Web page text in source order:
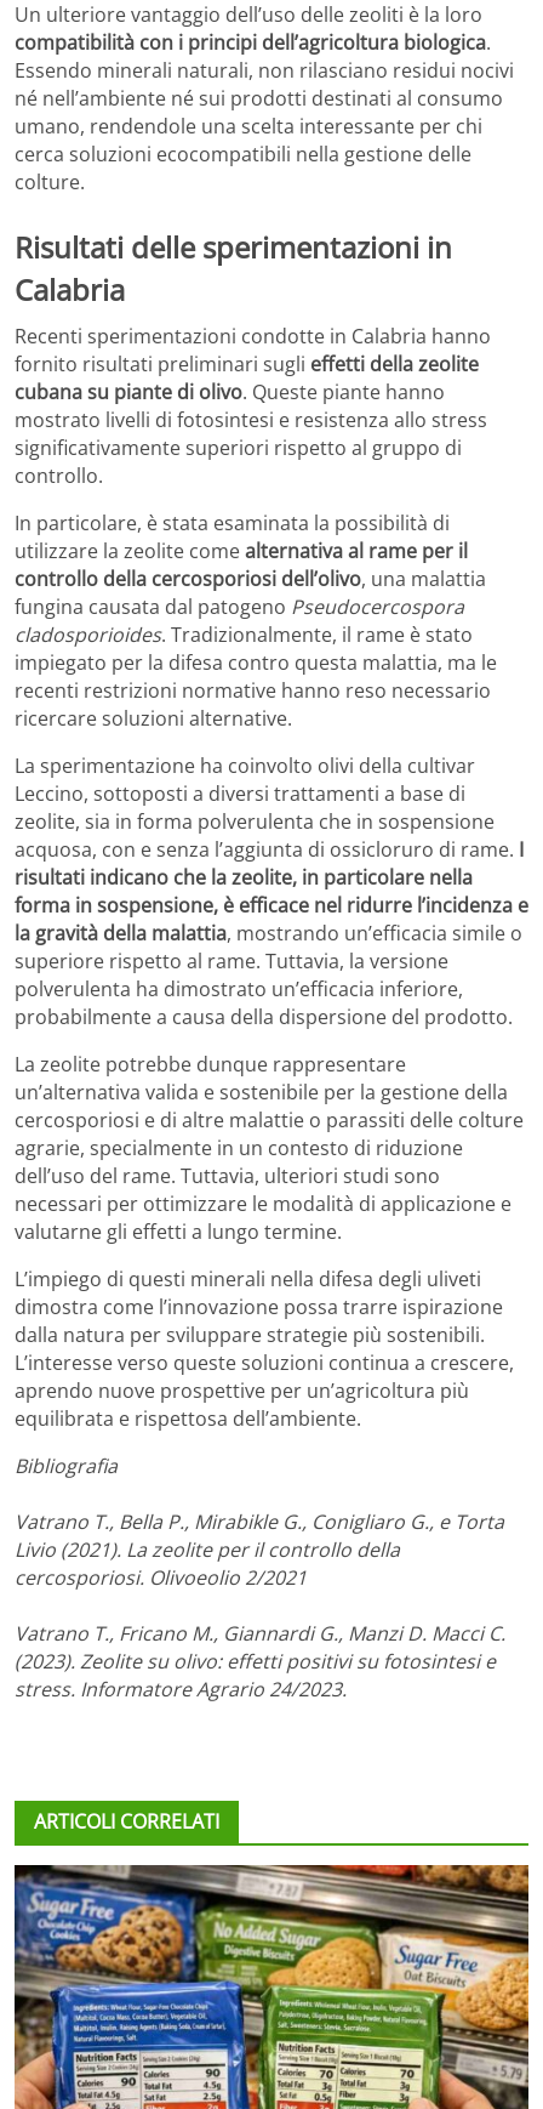
Un ulteriore vantaggio dell’uso delle zeoliti è la loro
compatibilità con i principi dell’agricoltura biologica.
Essendo minerali naturali, non rilasciano residui nocivi
né nell’ambiente né sui prodotti destinati al consumo
umano, rendendole una scelta interessante per chi
cerca soluzioni ecocompatibili nella gestione delle
colture.
Risultati delle sperimentazioni in
Calabria
Recenti sperimentazioni condotte in Calabria hanno
fornito risultati preliminari sugli effetti della zeolite
cubana su piante di olivo. Queste piante hanno
mostrato livelli di fotosintesi e resistenza allo stress
significativamente superiori rispetto al gruppo di
controllo.
In particolare, è stata esaminata la possibilità di
utilizzare la zeolite comealternativa al rame per il
controllo della cercosporiosi dell’olivo, una malattia
fungina causata dal patogeno Pseudocercospora
cladosporioides. Tradizionalmente, il rame è stato
impiegato per la difesa contro questa malattia, ma le
recenti restrizioni normative hanno reso necessario
ricercare soluzioni alternative.
La sperimentazione ha coinvolto olivi della cultivar
Leccino, sottoposti a diversi trattamenti a base di
zeolite, sia in forma polverulenta che in sospensione
acquosa, con e senza l’aggiunta di ossicloruro di rame. I
risultati indicano che la zeolite, in particolare nella
forma in sospensione, è efficace nel ridurre l’incidenza e
la gravità della malattia, mostrando un’efficacia simile o
superiore rispetto al rame. Tuttavia, la versione
polverulenta ha dimostrato un’efficacia inferiore,
probabilmente a causa della dispersione del prodotto.
La zeolite potrebbe dunque rappresentare
un’alternativa valida e sostenibile per la gestione della
cercosporiosi e di altre malattie o parassiti delle colture
agrarie, specialmente in un contesto di riduzione
dell’uso del rame. Tuttavia, ulteriori studi sono
necessari per ottimizzare le modalità di applicazione e
valutarne gli effetti a lungo termine.
L’impiego di questi minerali nella difesa degli uliveti
dimostra come l’innovazione possa trarre ispirazione
dalla natura per sviluppare strategie più sostenibili.
L’interesse verso queste soluzioni continua a crescere,
aprendo nuove prospettive per un’agricoltura più
equilibrata e rispettosa dell’ambiente.
Bibliografia
Vatrano T., Bella P., Mirabikle G., Conigliaro G., e Torta
Livio (2021). La zeolite per il controllo della
cercosporiosi. Olivoeolio 2/2021
Vatrano T., Fricano M., Giannardi G., Manzi D. Macci C.
(2023). Zeolite su olivo: effetti positivi su fotosintesi e
stress. Informatore Agrario 24/2023.
ARTICOLI CORRELATI